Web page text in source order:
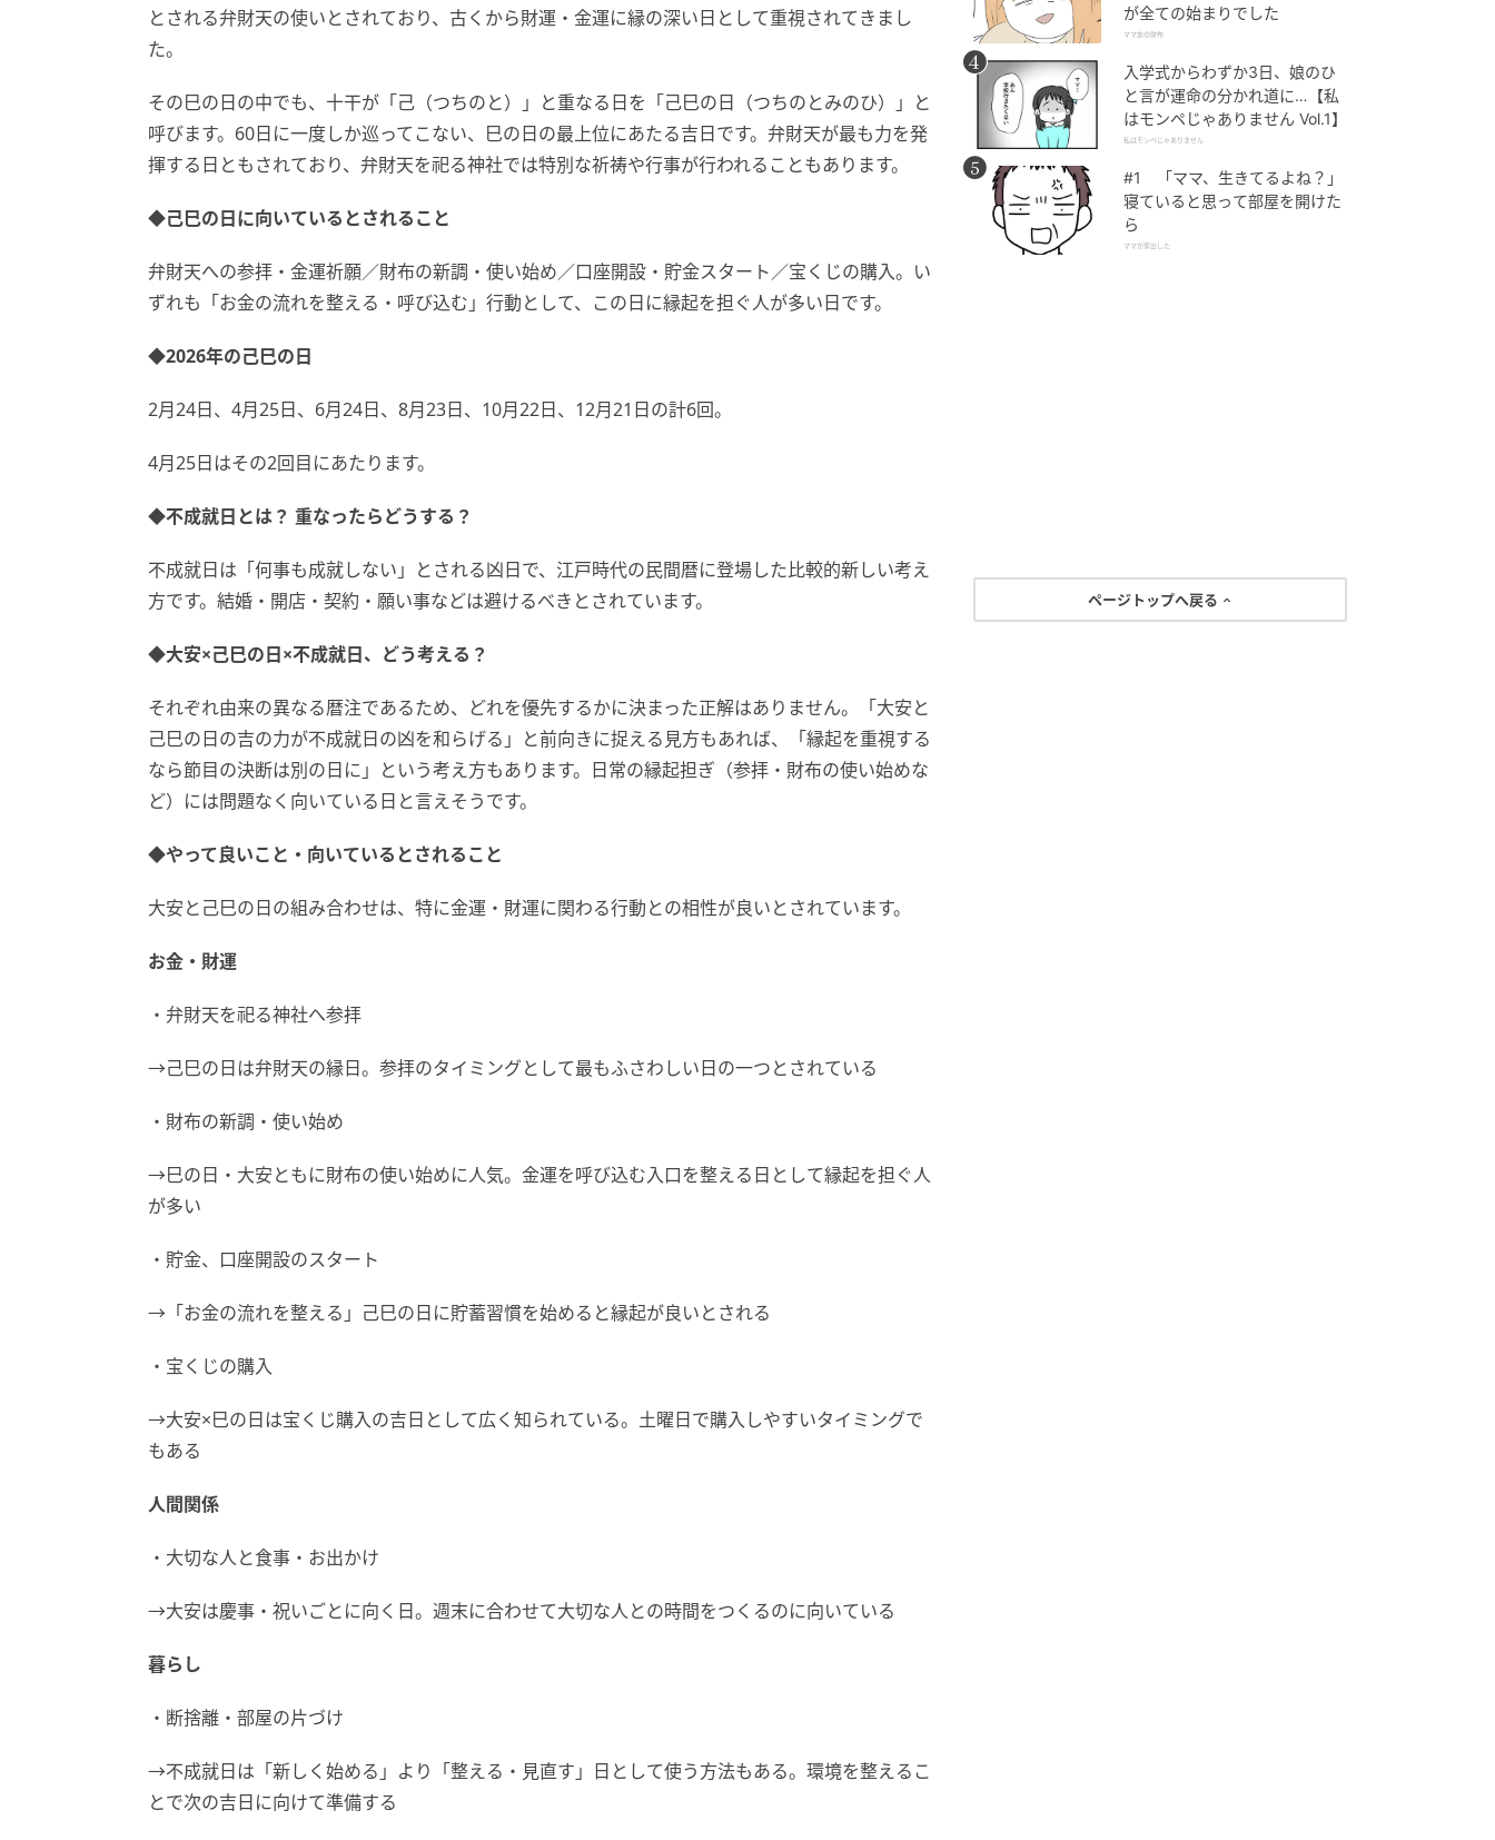
とされる弁財天の使いとされており、古くから財運・金運に縁の深い日として重視されてきまし
た。
その巳の日の中でも、十干が「己（つちのと）」と重なる日を「己巳の日（つちのとみのひ）」と
呼びます。60日に一度しか巡ってこない、巳の日の最上位にあたる吉日です。弁財天が最も力を発
揮する日ともされており、弁財天を祀る神社では特別な祈祷や行事が行われることもあります。
◆己巳の日に向いているとされること
弁財天への参拝・金運祈願／財布の新調・使い始め／口座開設・貯金スタート／宝くじの購入。い
ずれも「お金の流れを整える・呼び込む」行動として、この日に縁起を担ぐ人が多い日です。
◆2026年の己巳の日
2月24日、4月25日、6月24日、8月23日、10月22日、12月21日の計6回。
4月25日はその2回目にあたります。
◆不成就日とは？ 重なったらどうする？
不成就日は「何事も成就しない」とされる凶日で、江戸時代の民間暦に登場した比較的新しい考え
方です。結婚・開店・契約・願い事などは避けるべきとされています。
◆大安×己巳の日×不成就日、どう考える？
それぞれ由来の異なる暦注であるため、どれを優先するかに決まった正解はありません。「大安と
己巳の日の吉の力が不成就日の凶を和らげる」と前向きに捉える見方もあれば、「縁起を重視する
なら節目の決断は別の日に」という考え方もあります。日常の縁起担ぎ（参拝・財布の使い始めな
ど）には問題なく向いている日と言えそうです。
◆やって良いこと・向いているとされること
大安と己巳の日の組み合わせは、特に金運・財運に関わる行動との相性が良いとされています。
お金・財運
・弁財天を祀る神社へ参拝
→己巳の日は弁財天の縁日。参拝のタイミングとして最もふさわしい日の一つとされている
・財布の新調・使い始め
→巳の日・大安ともに財布の使い始めに人気。金運を呼び込む入口を整える日として縁起を担ぐ人
が多い
・貯金、口座開設のスタート
→「お金の流れを整える」己巳の日に貯蓄習慣を始めると縁起が良いとされる
・宝くじの購入
→大安×巳の日は宝くじ購入の吉日として広く知られている。土曜日で購入しやすいタイミングで
もある
人間関係
・大切な人と食事・お出かけ
→大安は慶事・祝いごとに向く日。週末に合わせて大切な人との時間をつくるのに向いている
暮らし
・断捨離・部屋の片づけ
→不成就日は「新しく始める」より「整える・見直す」日として使う方法もある。環境を整えるこ
とで次の吉日に向けて準備する
が全ての始まりでした
ママ友の財布
入学式からわずか3日、娘のひ
と言が運命の分かれ道に…【私
はモンペじゃありません Vol.1】
私はモンペじゃありません
#1 「ママ、生きてるよね？」
寝ていると思って部屋を開けた
ら
ママが家出した
ページトップへ戻る